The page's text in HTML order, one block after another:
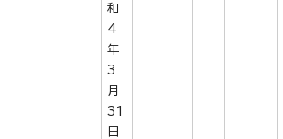
和
4
年
3
月
31
日